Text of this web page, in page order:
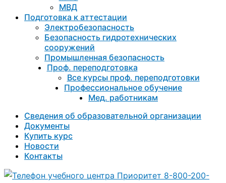
МВД
Подготовка к aттестации
Электробезопасность
Безопасность гидротехнических
сооружений
Промышленная безопасность
Проф. переподготовка
Все курсы проф. переподготовки
Профессиональное обучение
Мед. работникам
Сведения об образовательной организации
Документы
Купить курс
Новости
Контакты
8-800-200-